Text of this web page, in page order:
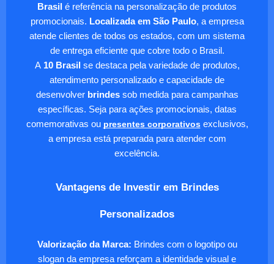
Brasil é referência na personalização de produtos
promocionais. Localizada em São Paulo, a empresa
atende clientes de todos os estados, com um sistema
de entrega eficiente que cobre todo o Brasil.
A10 Brasilse destaca pela variedade de produtos,
atendimento personalizado e capacidade de
desenvolver brindessob medida para campanhas
específicas. Seja para ações promocionais, datas
comemorativas ou presentes corporativosexclusivos,
a empresa está preparada para atender com
excelência.
Vantagens de Investir em Brindes
Personalizados
Valorização da Marca: Brindes com o logotipo ou
slogan da empresa reforçam a identidade visual e